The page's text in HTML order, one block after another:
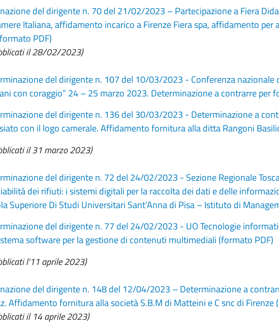
del dirigente n. 70 del 21/02/2023 – Partecipazione a Fiera
Italiana, affidamento incarico a Firenze Fiera spa, affidamento
PDF)
il 28/02/2023)
del dirigente n. 107 del 10/03/2023 - Conferenza nazionale
con coraggio” 24 – 25 marzo 2023. Determinazione a contrarre per
del dirigente n. 136 del 30/03/2023 - Determinazione a
con il logo camerale. Affidamento fornitura alla ditta Rangoni
il 31 marzo 2023)
del dirigente n. 72 del 24/02/2023 - Sezione Regionale
dei rifiuti: i sistemi digitali per la raccolta dei dati e delle
Superiore Di Studi Universitari Sant’Anna di Pisa – Istituto di
del dirigente n. 77 del 24/02/2023 - UO Tecnologie
software per la gestione di contenuti multimediali (formato PDF)
l'11 aprile 2023)
del dirigente n. 148 del 12/04/2023 – Determinazione a
Affidamento fornitura alla società S.B.M di Matteini e C snc di Firenze
il 14 aprile 2023)